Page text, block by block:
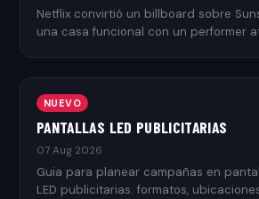
Netflix convirtió un billboard sobre
una casa funcional con un performer
NUEVO
PANTALLAS LED PUBLICITARIAS
07 Aug 2026
Guia para planear campañas en
LED publicitarias: formatos,